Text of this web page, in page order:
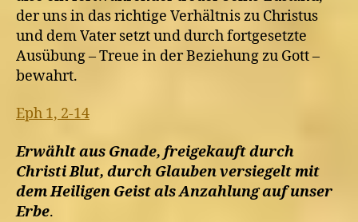
der uns in das richtige Verhältnis zu Christus
und dem Vater setzt und durch fortgesetzte
Ausübung – Treue in der Beziehung zu Gott –
bewahrt.
Eph 1, 2-14
Erwählt aus Gnade, freigekauft durch
Christi Blut, durch Glauben versiegelt mit
dem Heiligen Geist als Anzahlung auf unser
Erbe.